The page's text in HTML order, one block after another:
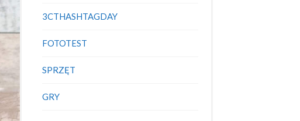
3CTHASHTAGDAY
FOTOTEST
SPRZĘT
GRY